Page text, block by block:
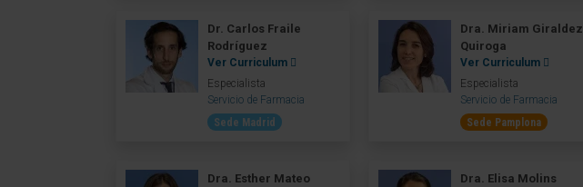
Dr. Carlos Fraile
Rodríguez
Ver Curriculum
Especialista
Servicio de Farmacia
Sede Madrid
Dra. Miriam Giraldez
Quiroga
Ver Curriculum
Especialista
Servicio de Farmacia
Sede Pamplona
Dra. Esther Mateo
Dra. Elisa Molins